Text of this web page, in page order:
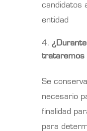
candidatos
entidad
trataremos
Se
necesario
finalidad
para